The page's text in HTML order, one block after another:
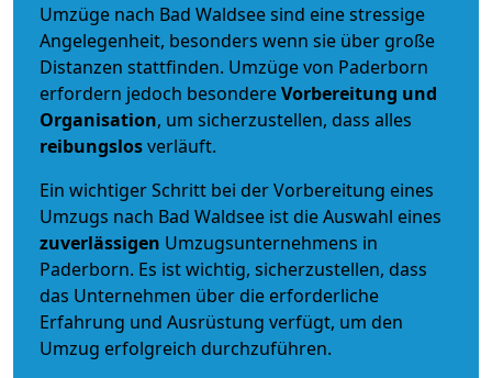
Umzüge nach Bad Waldsee sind eine stressige
Angelegenheit, besonders wenn sie über große
Distanzen stattfinden. Umzüge von Paderborn
erfordern jedoch besondereVorbereitung und
Organisation, um sicherzustellen, dass alles
reibungslosverläuft.
Ein wichtiger Schritt bei der Vorbereitung eines
Umzugs nach Bad Waldsee ist die Auswahl eines
zuverlässigen Umzugsunternehmens in
Paderborn. Es ist wichtig, sicherzustellen, dass
das Unternehmen über die erforderliche
Erfahrung und Ausrüstung verfügt, um den
Umzug erfolgreich durchzuführen.